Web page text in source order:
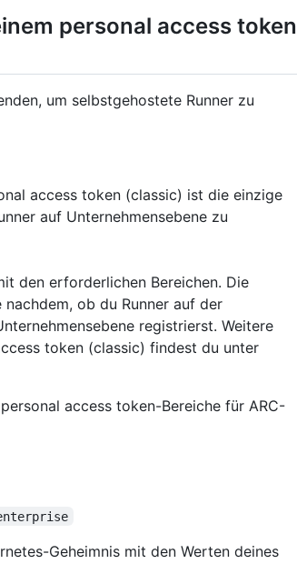
personal access token
um selbstgehostete Runner zu
access token (classic) ist die einzige
auf Unternehmensebene zu
den erforderlichen Bereichen. Die
ob du Runner auf der
registrierst. Weitere
token (classic) findest du unter
access token-Bereiche für ARC-
Geheimnis mit den Werten deines